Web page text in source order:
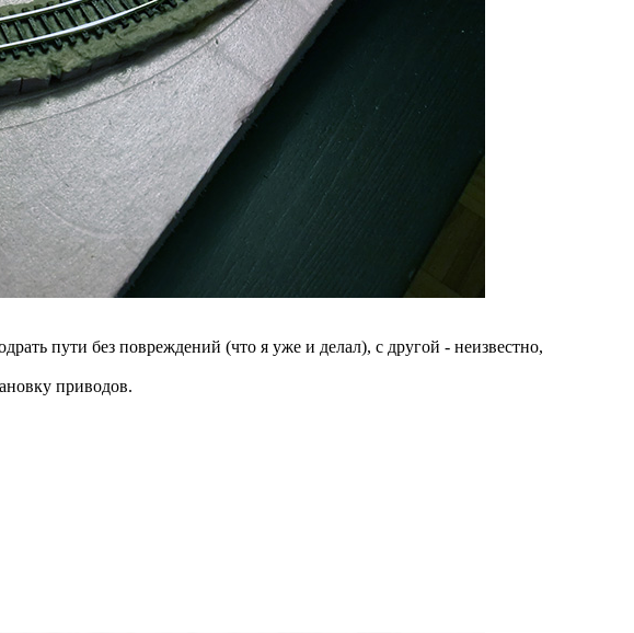
пути без повреждений (что я уже и делал), с другой - неизвестно,
приводов.